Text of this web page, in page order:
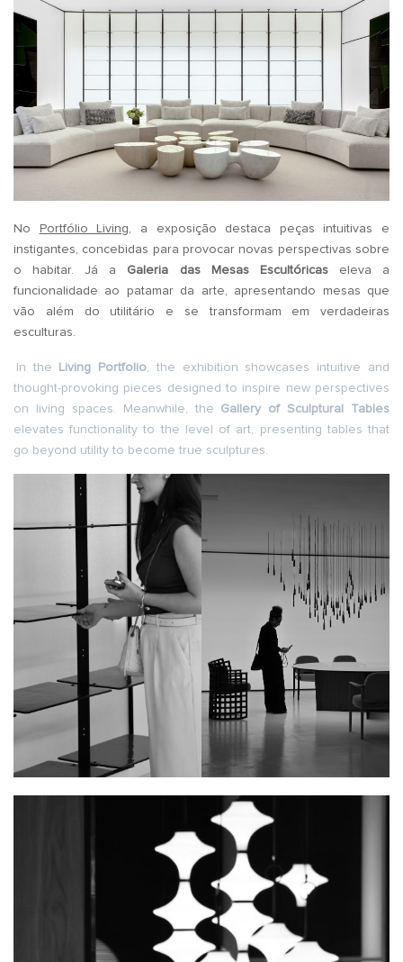
No Portfólio Living, a exposição destaca peças intuitivas e
instigantes, concebidas para provocar novas perspectivas sobre
o habitar. Já a Galeria das Mesas Escultóricaseleva a
funcionalidade ao patamar da arte, apresentando mesas que
vão além do utilitário e se transformam em verdadeiras
esculturas.
In the Living Portfolio , the exhibition showcases intuitive and
thought-provoking pieces designed to inspire new perspectives
on living spaces. Meanwhile, the Gallery of Sculptural Tables
elevates functionality to the level of art, presenting tables that
go beyond utility to become true sculptures.